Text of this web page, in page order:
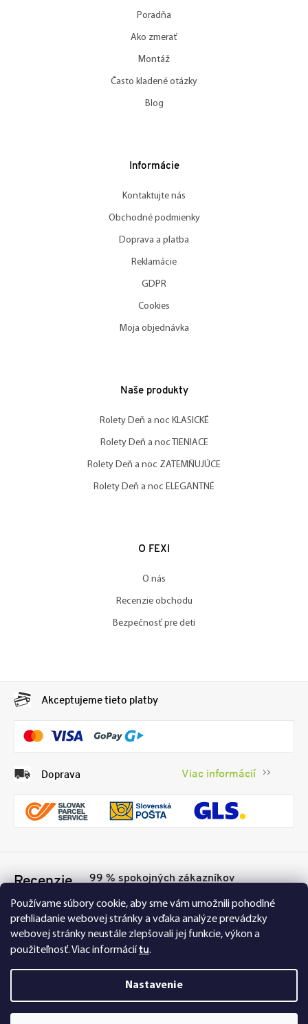
Používame súbory cookie, aby sme vám umožnili pohodlné
prehliadanie webovej stránky a vďaka analýze prevádzky
webovej stránky neustále zlepšovali jej funkcie, výkon a
použiteľnosť.Viac informáciítu.
Nastavenie
Poradňa
Ako zmerať
Montáž
Často kladené otázky
Blog
Informácie
Kontaktujte nás
Obchodné podmienky
Doprava a platba
Reklamácie
GDPR
Cookies
Moja objednávka
Naše produkty
Rolety Deň a noc KLASICKÉ
Rolety Deň a noc TIENIACE
Rolety Deň a noc ZATEMŇUJÚCE
Rolety Deň a noc ELEGANTNÉ
O FEXI
O nás
Recenzie obchodu
Bezpečnosť pre deti
Akceptujeme tieto platby
Doprava Viac informácií
Recenzie 99 % spokojných zákazníkov